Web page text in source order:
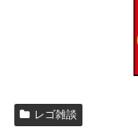
レゴ雑談